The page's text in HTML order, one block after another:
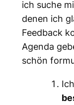
ich suche
denen ich
Feedback
Agenda
schön